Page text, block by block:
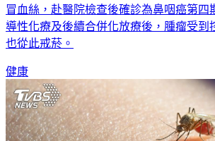
冒血絲，赴醫院檢查後確診為鼻咽癌第四
導性化療及後續合併化放療後，腫瘤受到
也從此戒菸。
健康